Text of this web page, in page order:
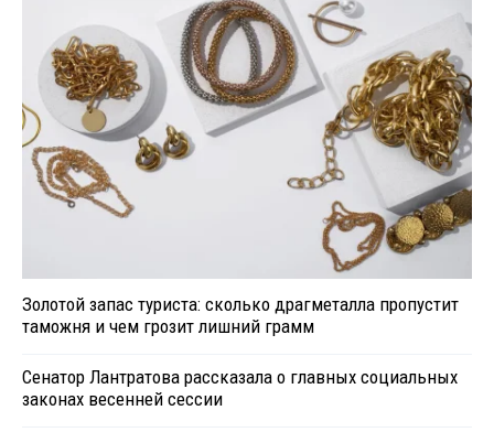
Золотой запас туриста: сколько драгметалла пропустит
таможня и чем грозит лишний грамм
Сенатор Лантратова рассказала о главных социальных
законах весенней сессии